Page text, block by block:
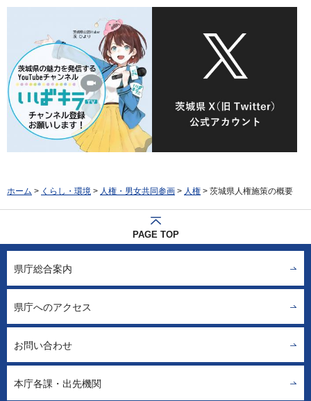
ホーム > くらし・環境 > 人権・男女共同参画 > 人権 > 茨城県人権施策の概要
PAGE TOP
県庁総合案内
県庁へのアクセス
お問い合わせ
本庁各課・出先機関